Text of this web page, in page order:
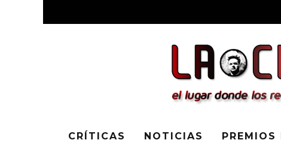
CRÍTICAS NOTICIAS PREMIOS